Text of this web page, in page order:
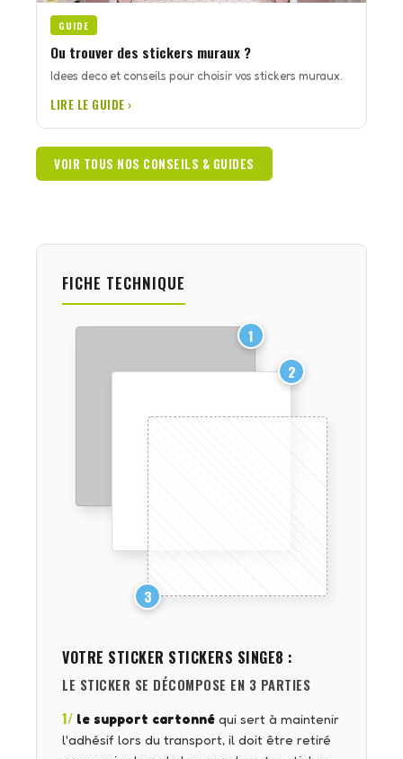
GUIDE
Ou trouver des stickers muraux ?
Idees deco et conseils pour choisir vos stickers muraux.
LIRE LE GUIDE ›
VOIR TOUS NOS CONSEILS & GUIDES
FICHE TECHNIQUE
1
2
3
VOTRE STICKER STICKERS SINGE8 :
LE STICKER SE DÉCOMPOSE EN 3 PARTIES
1/ le support cartonné qui sert à maintenir
l'adhésif lors du transport, il doit être retiré